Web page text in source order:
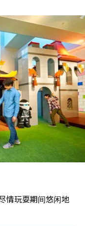
情玩耍期间悠闲地